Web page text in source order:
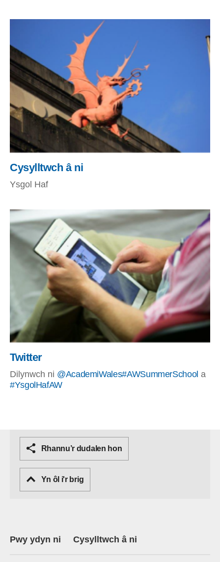
Cysylltwch â ni
Ysgol Haf
Twitter
Dilynwch ni @AcademiWales#AWSummerSchool a
#YsgolHafAW
Rhannu’r dudalen hon
Yn ôl i'r brig
Pwy ydyn ni Cysylltwch â ni